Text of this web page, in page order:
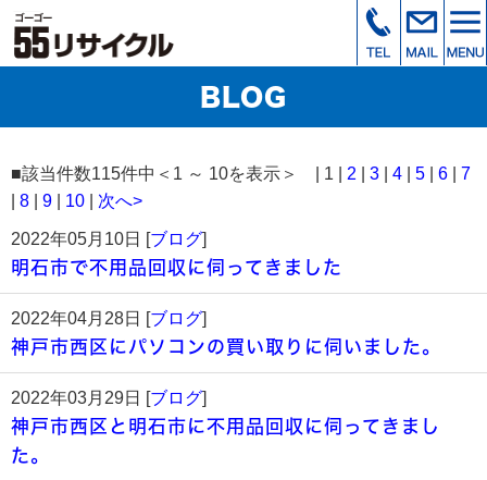
BLOG
■該当件数115件中＜1 ～ 10を表示＞ | 1 | 2 3 4 5 6
7
8 9 10 次へ>
2022年05月10日 [ブログ]
明石市で不用品回収に伺ってきました
2022年04月28日 [ブログ]
神戸市西区にパソコンの買い取りに伺いました。
2022年03月29日 [ブログ]
神戸市西区と明石市に不用品回収に伺ってきまし
た。